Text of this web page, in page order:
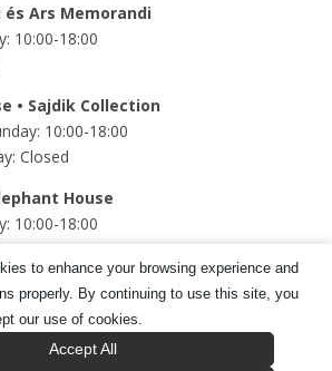
Ars Memorandi
10:00-18:00
• Sajdik Collection
10:00-18:00
Closed
House
10:00-18:00
church
10:00-18:00
to enhance your browsing experience and
properly. By continuing to use this site, you
our use of cookies.
Accept All